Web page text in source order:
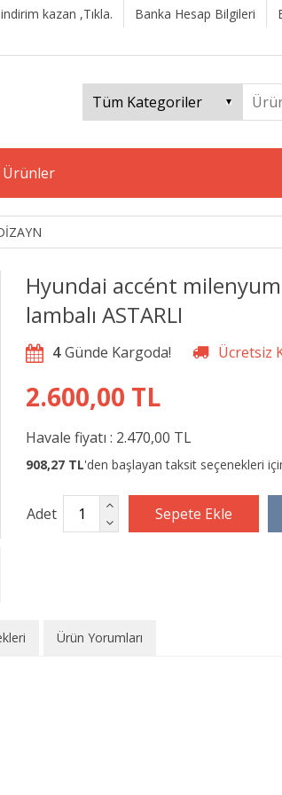
kazan ,Tıkla. Banka Hesap Bilgileri
Ürünler
Hyundai accént
lambalı ASTARLI
4
2.600,00 TL
Havale fiyatı : 2.470,00 TL
908,27 TL'den başlayan taksit seçenekleri
Adet
Ürün Yorumları